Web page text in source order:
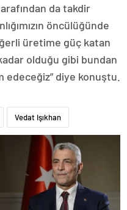
da takdir
öncülüğünde
üretime güç katan
olduğu gibi bundan
edeceğiz” diye konuştu.
Vedat Işıkhan